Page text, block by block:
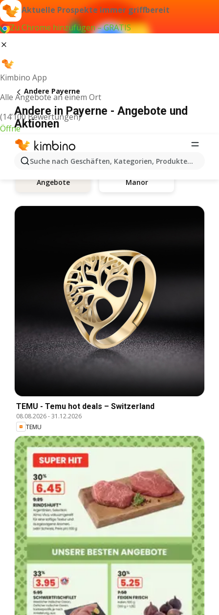
Aktuelle Prospekte immer griffbereit
Zu Chrome hinzufügen – GRATIS
Kimbino App
Alle Angebote an einem Ort
(14’100 Bewertungen)
Öffne
Suche nach Geschäften, Kategorien, Produkten...
Andere Payerne
Andere in Payerne - Angebote und
Aktionen
Angebote Manor
TEMU - Temu hot deals – Switzerland
08.08.2026-31.12.2026
TEMU